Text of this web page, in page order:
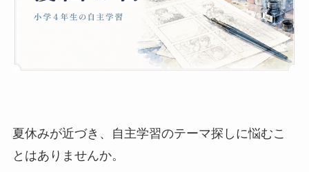
夏休みが近づき、自主学習のテーマ探しに悩むこ
とはありませんか。